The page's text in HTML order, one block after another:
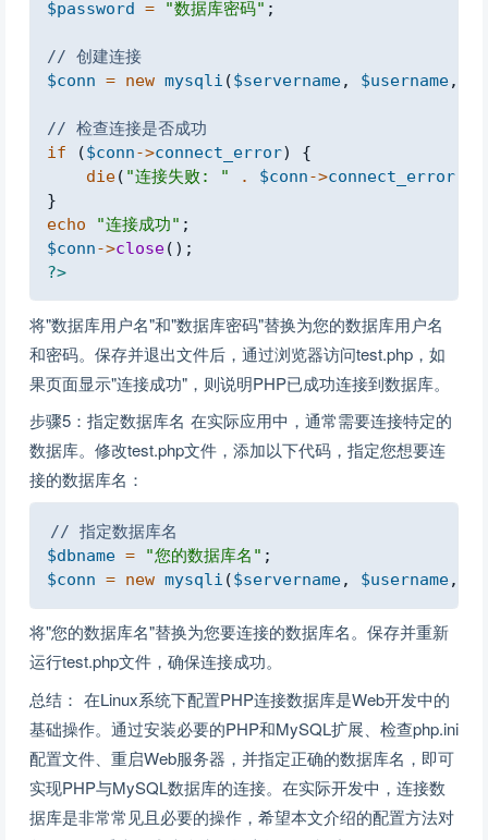
$password = "数据库密码" ;
// 创建连接
$conn = new mysqli ($servername, $username,
// 检查连接是否成功
if
($conn->connect_error)
{
die( "连接失败: " . $conn->connect_error
}
echo
"连接成功" ;
$conn->close( ) ;
?>
将"数据库用户名"和"数据库密码"替换为您的数据库用户名
和密码。保存并退出文件后，通过浏览器访问test.php，如
果页面显示"连接成功"，则说明PHP已成功连接到数据库。
步骤5：指定数据库名 在实际应用中，通常需要连接特定的
数据库。修改test.php文件，添加以下代码，指定您想要连
接的数据库名：
// 指定数据库名
$dbname = "您的数据库名" ;
$conn = new mysqli ($servername, $username,
将"您的数据库名"替换为您要连接的数据库名。保存并重新
运行test.php文件，确保连接成功。
总结： 在Linux系统下配置PHP连接数据库是Web开发中的
基础操作。通过安装必要的PHP和MySQL扩展、检查php.ini
配置文件、重启Web服务器，并指定正确的数据库名，即可
实现PHP与MySQL数据库的连接。在实际开发中，连接数
据库是非常常见且必要的操作，希望本文介绍的配置方法对